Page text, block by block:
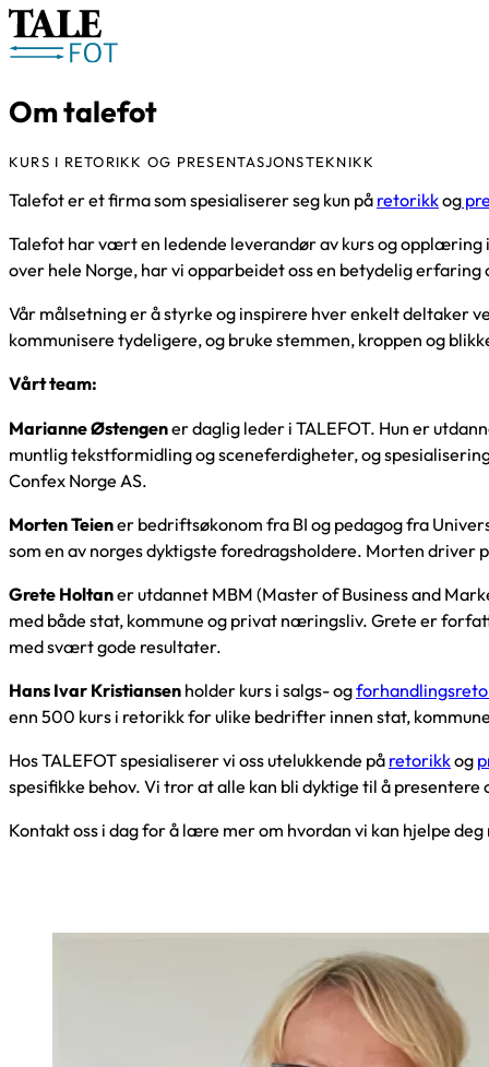
Om talefot
KURS I RETORIKK OG PRESENTASJONSTEKNIKK
Talefot er et firma som spesialiserer seg kun på retorikkog
Talefot har vært en ledende leverandør av kurs og
over hele Norge, har vi opparbeidet oss en betydelig
Vår målsetning er å styrke og inspirere hver enkelt deltaker
kommunisere tydeligere, og bruke stemmen, kroppen og
Vårt team:
Marianne Østengener daglig leder i TALEFOT. Hun er
muntlig tekstformidling og sceneferdigheter, og
Confex Norge AS.
Morten Teiener bedriftsøkonom fra BI og pedagog fra
som en av norges dyktigste foredragsholdere. Morten driver
Grete Holtaner utdannet MBM (Master of Business and
med både stat, kommune og privat næringsliv. Grete er
med svært gode resultater.
Hans Ivar Kristiansen holder kurs i salgs- og
enn 500 kurs i retorikk for ulike bedrifter innen stat,
Hos TALEFOT spesialiserer vi oss utelukkende på retorikkog
spesifikke behov. Vi tror at alle kan bli dyktige til å
Kontakt oss i dag for å lære mer om hvordan vi kan hjelpe